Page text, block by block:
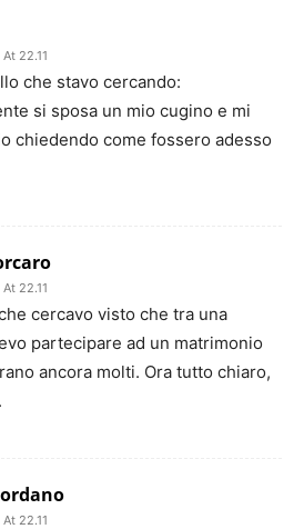
22.11
che stavo cercando:
si sposa un mio cugino e mi
chiedendo come fossero adesso
22.11
cercavo visto che tra una
partecipare ad un matrimonio
ancora molti. Ora tutto chiaro,
22.11